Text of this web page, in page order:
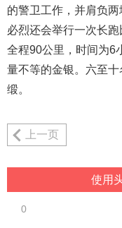
的警卫工作，并肩负
必烈还会举行一次长
全程90公里，时间为6
量不等的金银。六至
缎。
上一页
使用
0